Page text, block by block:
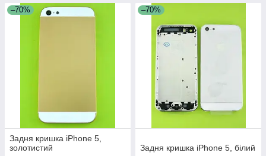
–70%
Задня кришка iPhone 5,
золотистий
–70%
Задня кришка iPhone 5, білий